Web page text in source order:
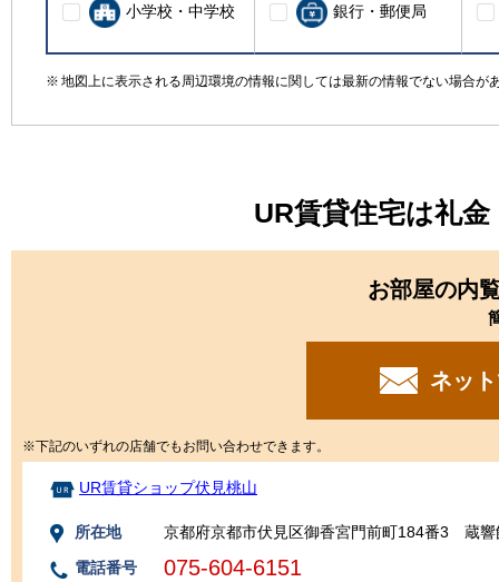
小学校・中学校 銀行・郵便局
地図上に表示される周辺環境の情報に関しては最新の情報でない場合
UR賃貸住宅は礼
お部屋の内
ネッ
※下記のいずれの店舗でもお問い合わせできます。
UR賃貸ショップ伏見桃山
所在地
京都府京都市伏見区御香宮門前町184番3 蔵響
電話番号
075-604-6151